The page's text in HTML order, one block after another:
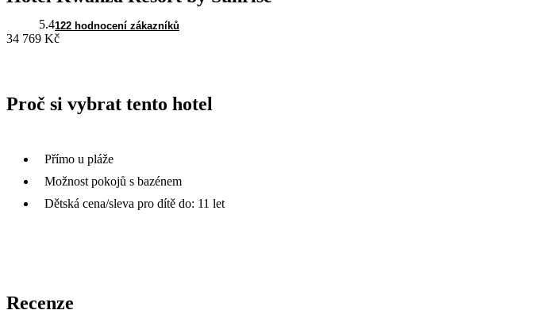
5.4122 hodnocení zákazníků
34 769 Kč
Proč si vybrat tento hotel
Přímo u pláže
Možnost pokojů s bazénem
Dětská cena/sleva pro dítě do: 11 let
Recenze